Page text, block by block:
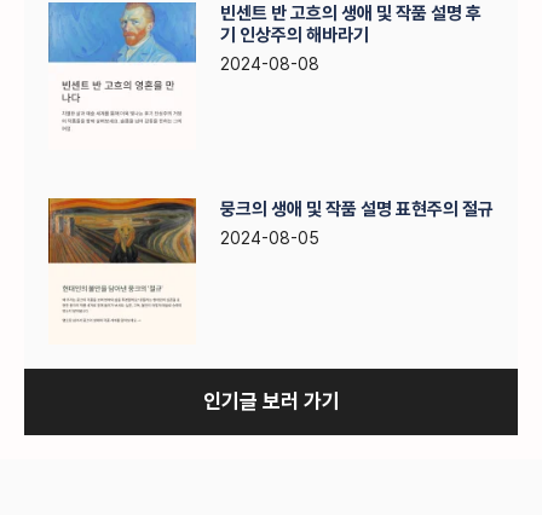
빈센트 반 고흐의 생애 및 작품 설명 후
기 인상주의 해바라기
2024-08-08
뭉크의 생애 및 작품 설명 표현주의 절규
2024-08-05
인기글 보러 가기